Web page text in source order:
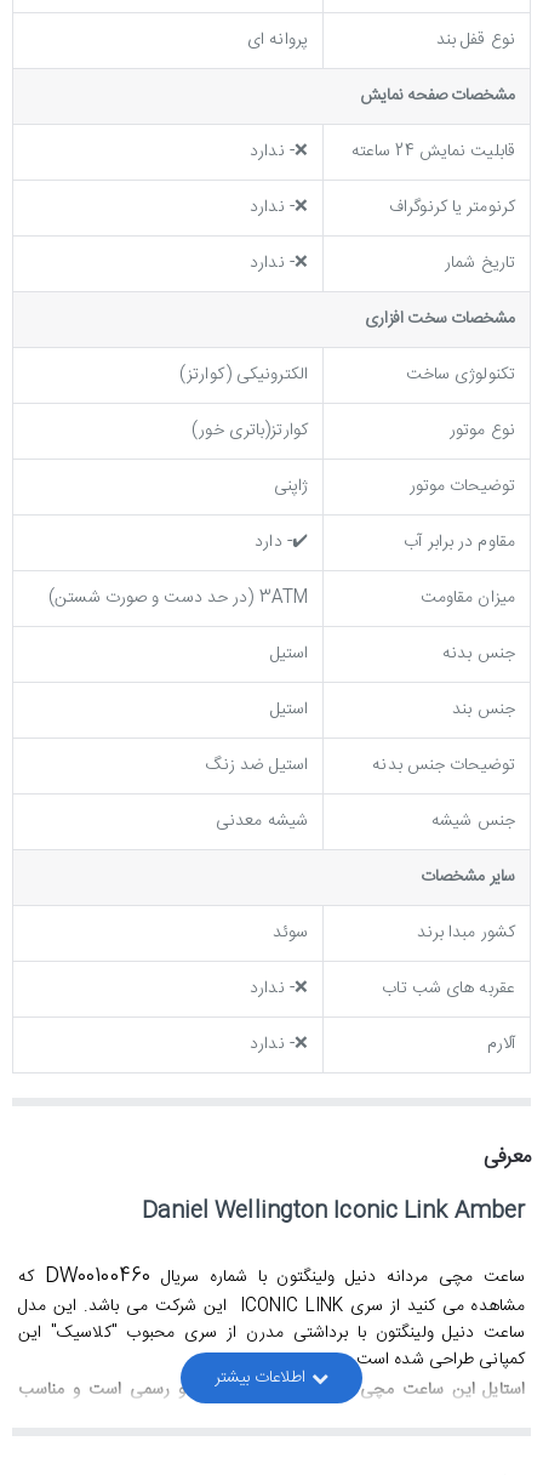
نوع قفل بند
پروانه ای
مشخصات صفحه نمايش
قابلیت نمایش 24 ساعته
❌- ندارد
کرنومتر یا کرنوگراف
❌- ندارد
تاریخ شمار
❌- ندارد
مشخصات سخت افزاری
تکنولوژی ساخت
الکترونیکی (کوارتز)
نوع موتور
کوارتز(باتری خور)
توضیحات موتور
ژاپنی
مقاوم در برابر آب
✔️- دارد
میزان مقاومت
3ATM (در حد دست و صورت شستن)
جنس بدنه
استیل
جنس بند
استیل
توضيحات جنس بدنه
استیل ضد زنگ
جنس شیشه
شیشه معدنی
ساير مشخصات
کشور مبدا برند
سوئد
عقربه های شب تاب
❌- ندارد
آلارم
❌- ندارد
معرفی
Daniel Wellington Iconic Link Amber
ساعت مچی مردانه دنیل ولینگتون با شماره سریال DW00100460 که
مشاهده می کنید از سری ICONIC LINK این شرکت می باشد. این مدل
ساعت دنیل ولینگتون با برداشتی مدرن از سری محبوب "کلاسیک" این
کمپانی طراحی شده است.
استایل این ساعت مچی دنیل ولینگتون کلاسیک و رسمی است و مناسب